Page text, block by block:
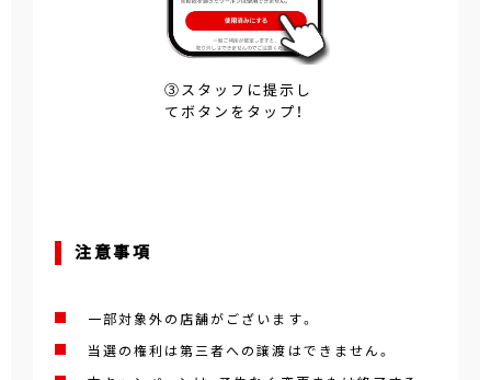
③スタッフに提示し
てボタンをタップ！
注意事項
一部対象外の店舗がございます。
当選の権利は第三者への譲渡はできません。